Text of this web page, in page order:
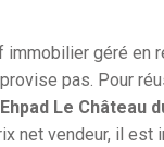
immobilier géré en
pas. Pour
Le Château
net vendeur, il est